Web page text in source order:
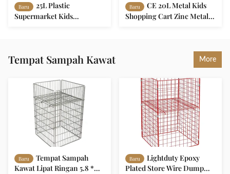
Baru
25L Plastic
Supermarket Kids
Baru
CE 20L Metal Kids
Shopping Cart Zinc Metal
Tempat Sampah Kawat More
Baru
Tempat Sampah
Kawat Lipat Ringan 5.8 *
Baru
Lightduty Epoxy
Plated Store Wire Dump